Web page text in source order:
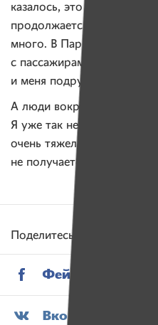
казалось, это где-то
продолжается. За это
много. В Париже теракт, в
с пассажирами подбили…
и меня подрубает снова.
А люди вокруг, смотрю,
Я уже так не могу. Я
очень тяжело, и просто
не получается.
Поделитесь этой
Фейсбук
Вконтакте